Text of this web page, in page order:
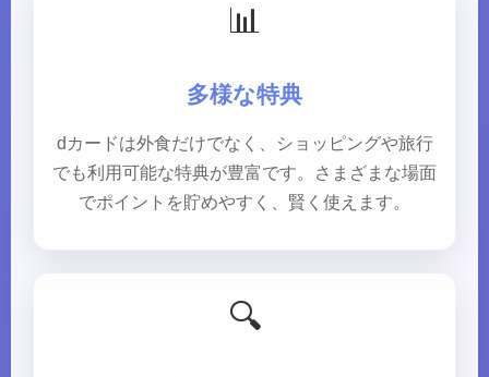
📊
多様な特典
dカードは外食だけでなく、ショッピングや旅行
でも利用可能な特典が豊富です。さまざまな場面
でポイントを貯めやすく、賢く使えます。
🔍